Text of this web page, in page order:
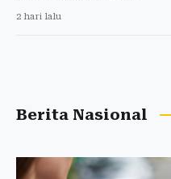
2 hari lalu
Berita Nasional